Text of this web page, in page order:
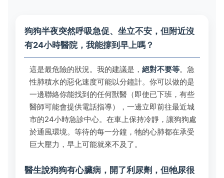
狗狗半夜突然呼吸急促、坐立不安，但附近沒
有24小時醫院，我能撐到早上嗎？
這是最危險的狀況。我的建議是， 絕對不要等。急
性肺積水的惡化速度可能以分鐘計。你可以做的是
一邊聯絡你能找到的任何獸醫（即使已下班，有些
醫師可能會提供電話指導），一邊立即前往最近城
市的24小時急診中心。在車上保持冷靜，讓狗狗處
於通風環境。等待的每一分鐘，牠的心肺都在承受
巨大壓力，早上可能就來不及了。
醫生說狗狗有心臟病，開了利尿劑，但牠尿很